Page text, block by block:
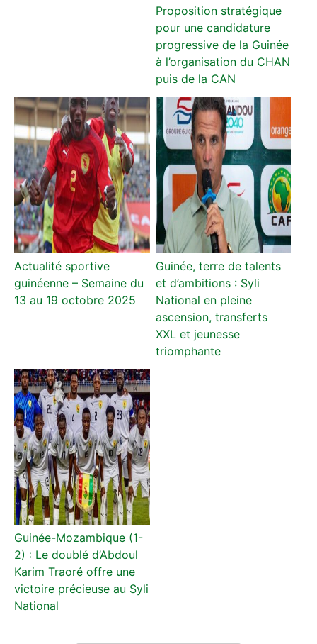
Proposition stratégique
pour une candidature
progressive de la Guinée
à l’organisation du CHAN
puis de la CAN
Actualité sportive
guinéenne – Semaine du
13 au 19 octobre 2025
Guinée, terre de talents
et d’ambitions : Syli
National en pleine
ascension, transferts
XXL et jeunesse
triomphante
Guinée-Mozambique (1-
2) : Le doublé d’Abdoul
Karim Traoré offre une
victoire précieuse au Syli
National